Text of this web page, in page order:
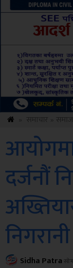
दर्जनौं
निगरानी
Sidha Patra